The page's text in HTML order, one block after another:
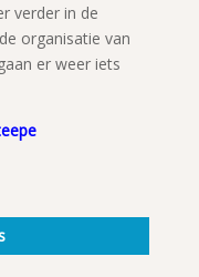
verder in de
organisatie van
er weer iets